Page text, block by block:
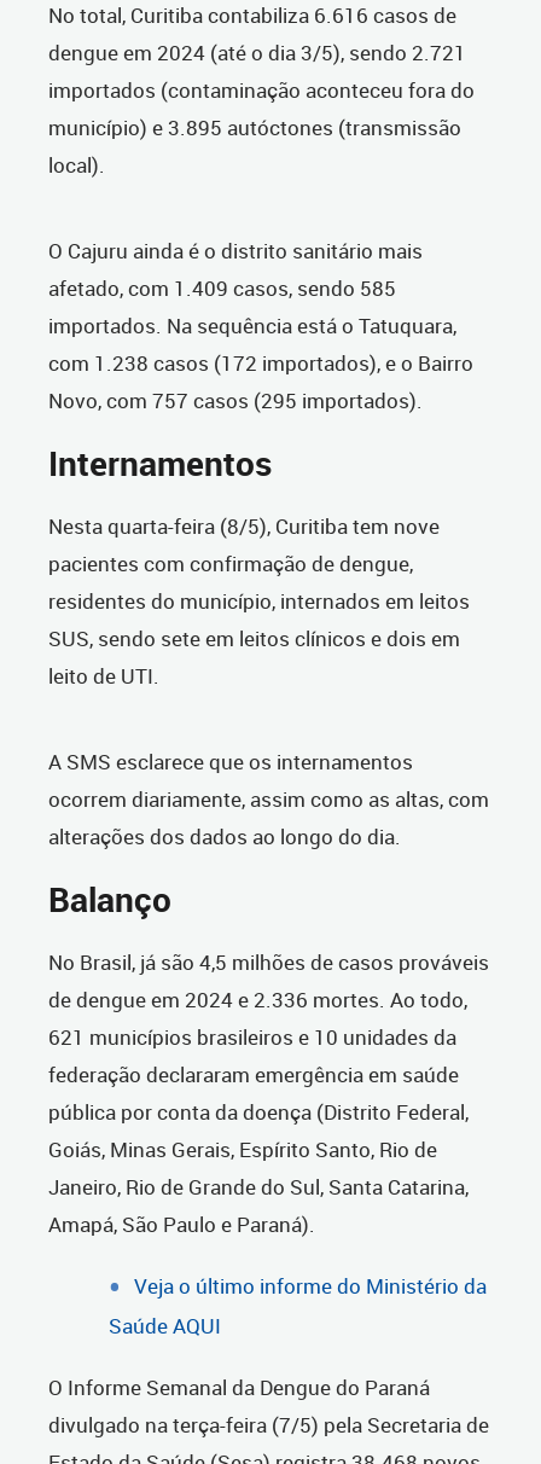
No total, Curitiba contabiliza 6.616 casos de
dengue em 2024 (até o dia 3/5), sendo 2.721
importados (contaminação aconteceu fora do
município) e 3.895 autóctones (transmissão
local).
O Cajuru ainda é o distrito sanitário mais
afetado, com 1.409 casos, sendo 585
importados. Na sequência está o Tatuquara,
com 1.238 casos (172 importados), e o Bairro
Novo, com 757 casos (295 importados).
Internamentos
Nesta quarta-feira (8/5), Curitiba tem nove
pacientes com confirmação de dengue,
residentes do município, internados em leitos
SUS, sendo sete em leitos clínicos e dois em
leito de UTI.
A SMS esclarece que os internamentos
ocorrem diariamente, assim como as altas, com
alterações dos dados ao longo do dia.
Balanço
No Brasil, já são 4,5 milhões de casos prováveis
de dengue em 2024 e 2.336 mortes. Ao todo,
621 municípios brasileiros e 10 unidades da
federação declararam emergência em saúde
pública por conta da doença (Distrito Federal,
Goiás, Minas Gerais, Espírito Santo, Rio de
Janeiro, Rio de Grande do Sul, Santa Catarina,
Amapá, São Paulo e Paraná).
Veja o último informe do Ministério da
Saúde AQUI
O Informe Semanal da Dengue do Paraná
divulgado na terça-feira (7/5) pela Secretaria de